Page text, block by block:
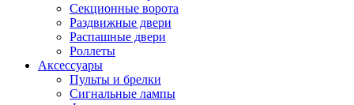
Секционные ворота
Раздвижные двери
Распашные двери
Роллеты
Аксессуары
Пульты и брелки
Сигнальные лампы